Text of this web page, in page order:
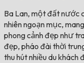
Ba Lan, một đất nước
nhiên ngoạn mục,
phong cảnh đẹp như
đẹp, pháo đài thời
thu hút nhiều du khách